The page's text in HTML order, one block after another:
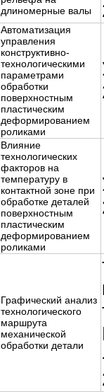
длиномерные валы
Автоматизация
управления
конструктивно-
технологическими
параметрами
обработки
поверхностным
пластическим
деформированием
роликами
Влияние
технологических
факторов на
температуру в
контактной зоне при
обработке деталей
поверхностным
пластическим
деформированием
роликами
Графический анализ
технологического
маршрута
механической
обработки детали